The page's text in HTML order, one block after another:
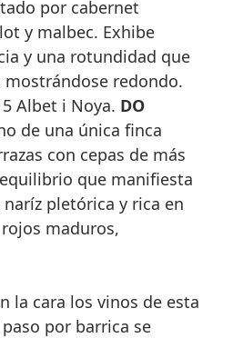
por cabernet
y malbec. Exhibe
y una rotundidad que
mostrándose redondo.
Albet i Noya. DO
de una única finca
con cepas de más
que manifiesta
pletórica y rica en
maduros,
la cara los vinos de esta
por barrica se